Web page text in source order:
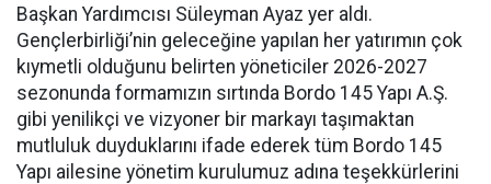
Başkan Yardımcısı Süleyman Ayaz yer aldı.
Gençlerbirliği’nin geleceğine yapılan her yatırımın çok
kıymetli olduğunu belirten yöneticiler 2026-2027
sezonunda formamızın sırtında Bordo 145 Yapı A.Ş.
gibi yenilikçi ve vizyoner bir markayı taşımaktan
mutluluk duyduklarını ifade ederek tüm Bordo 145
Yapı ailesine yönetim kurulumuz adına teşekkürlerini